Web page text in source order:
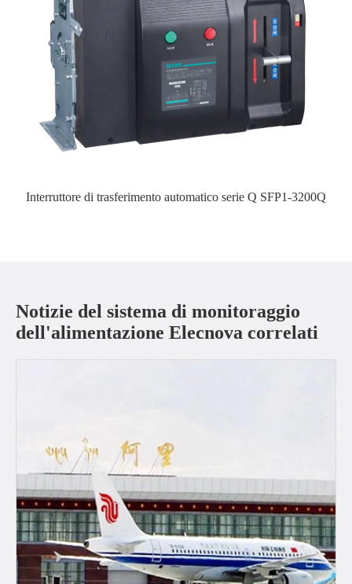
Interruttore di trasferimento automatico serie Q SFP1-3200Q
Notizie del sistema di monitoraggio
dell'alimentazione Elecnova correlati